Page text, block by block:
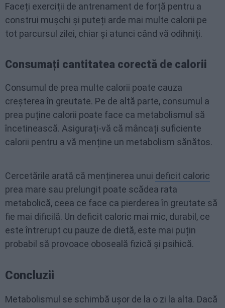
Faceți exerciții de antrenament de forță pentru a
construi mușchi și puteți arde mai multe calorii pe
tot parcursul zilei, chiar și atunci când vă odihniți.
Consumați cantitatea corectă de calorii
Consumul de prea multe calorii poate cauza
creșterea în greutate. Pe de altă parte, consumul a
prea puține calorii poate face ca metabolismul să
încetinească. Asigurați-vă că mâncați suficiente
calorii pentru a vă menține un metabolism sănătos.
Cercetările arată că menținerea unui deficit caloric
prea mare sau prelungit poate scădea rata
metabolică, ceea ce face ca pierderea în greutate să
fie mai dificilă. Un deficit caloric mai mic, durabil, ce
este întrerupt cu pauze de dietă, este mai puțin
probabil să provoace oboseală fizică și psihică.
Concluzii
Metabolismul se schimbă ușor de la o zi la alta. Dacă